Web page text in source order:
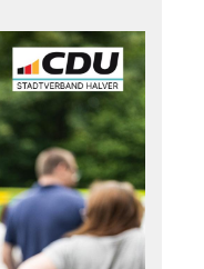
dafür, dass
? besonders in den
wie Anschlag
Anbindung
und
unterwegs ? und
Hilfe und
👏
über 1.000.000
sind die
Einsatz für den